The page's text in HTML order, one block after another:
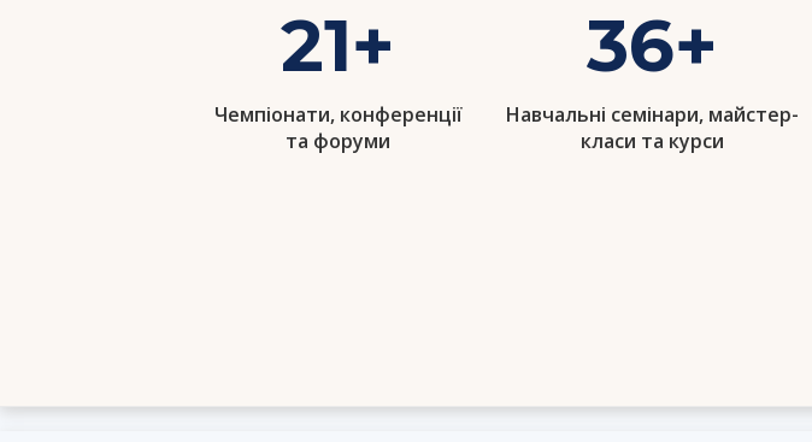
21+
Чемпіонати, конференції
та форуми
36+
Навчальні семінари, майстер-
класи та курси